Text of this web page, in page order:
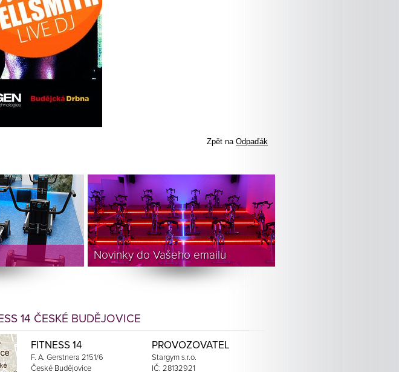
Zpět na Odpaďák
Novinky do Vašeho emailu
14 ČESKÉ BUDĚJOVICE
FITNESS 14
F. A. Gerstnera 2151/6
České Budějovice
PROVOZOVATEL
Stargym s.r.o.
IČ: 28132921